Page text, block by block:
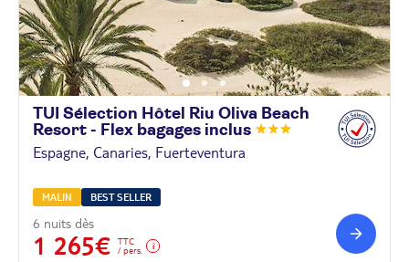
TUI Sélection Hôtel Riu Oliva Beach
Resort - Flex bagages inclus
Espagne, Canaries, Fuerteventura
MALIN BEST SELLER
6 nuits dès
1 265€
TTC
/ pers.